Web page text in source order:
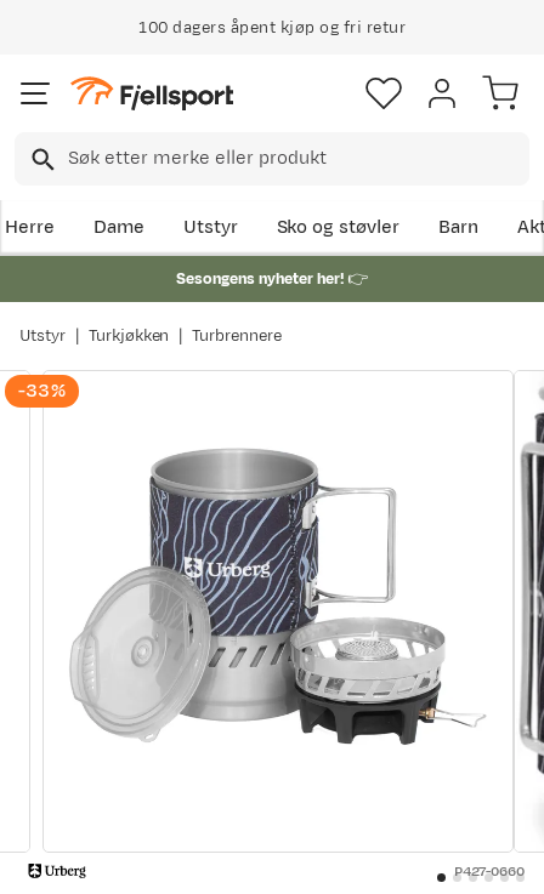
100 dagers åpent kjøp og fri retur
Herre Dame Utstyr Sko og støvler Barn
Sesongens nyheter her!👉
Utstyr Turkjøkken Turbrennere
-33%
P427-0660